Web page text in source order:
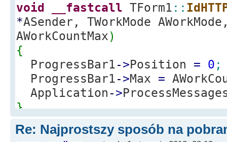
void __fastcall TForm1 ::
*ASender, TWorkMode
AWorkCountMax)
{
ProgressBar1->Position = 0 ;
ProgressBar1->Max =
Application ->
}
----------------------------
Re: Najprostszy sposób na